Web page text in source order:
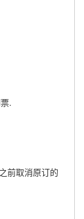
.
前取消原订的